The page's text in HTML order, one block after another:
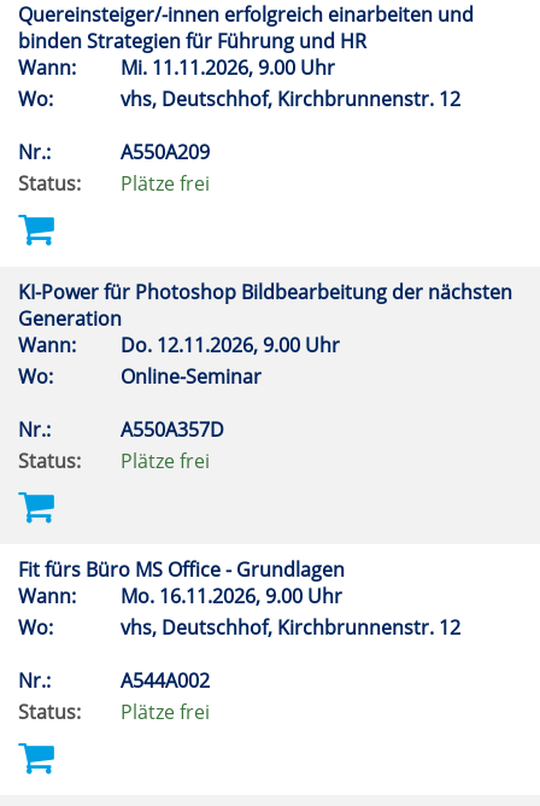
Quereinsteiger/-innen erfolgreich einarbeiten und
binden Strategien für Führung und HR
Wann:
Mi. 11.11.2026, 9.00 Uhr
Wo:
vhs, Deutschhof, Kirchbrunnenstr. 12
Nr.:
A550A209
Status:
Plätze frei
KI-Power für Photoshop Bildbearbeitung der nächsten
Generation
Wann:
Do. 12.11.2026, 9.00 Uhr
Wo:
Online-Seminar
Nr.:
A550A357D
Status:
Plätze frei
Fit fürs Büro MS Office - Grundlagen
Wann:
Mo. 16.11.2026, 9.00 Uhr
Wo:
vhs, Deutschhof, Kirchbrunnenstr. 12
Nr.:
A544A002
Status:
Plätze frei